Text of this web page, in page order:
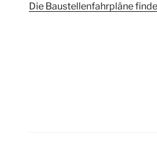
Die Baustellenfahrpläne